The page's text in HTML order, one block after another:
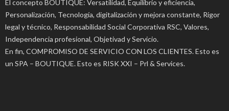
El concepto BOUTIQUE: Versatilidad, Equilibrio y eficiencia,
Personalización, Tecnología, digitalización y mejora constante, Rigor
legal y técnico, Responsabilidad Social Corporativa RSC, Valores,
Independencia profesional, Objetivad y Servicio.
En fin, COMPROMISO DE SERVICIO CON LOS CLIENTES. Esto es
un SPA – BOUTIQUE. Esto es RISK XXI – Prl & Services.